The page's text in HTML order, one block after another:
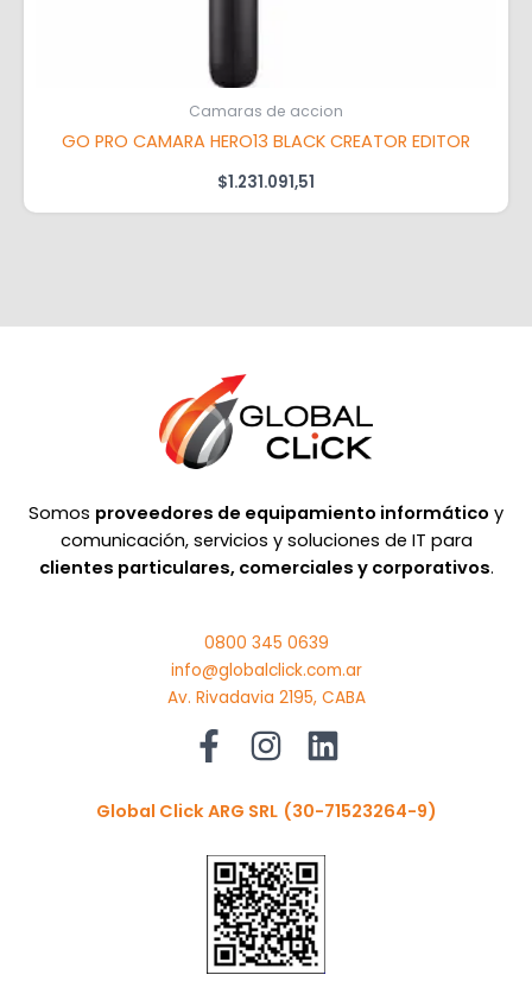
Camaras de accion
GO PRO CAMARA HERO13 BLACK CREATOR EDITOR
$1.231.091,51
Somos proveedores de equipamiento informático y
comunicación, servicios y soluciones de IT para
clientes particulares, comerciales y corporativos.
0800 345 0639
info@globalclick.com.ar
Av. Rivadavia 2195, CABA
Global Click ARG SRL (30-71523264-9)